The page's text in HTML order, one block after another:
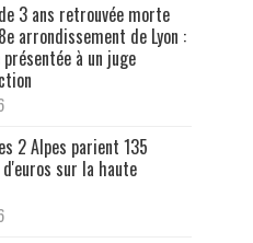
3 ans retrouvée morte
arrondissement de Lyon :
à un juge
2 Alpes parient 135
sur la haute